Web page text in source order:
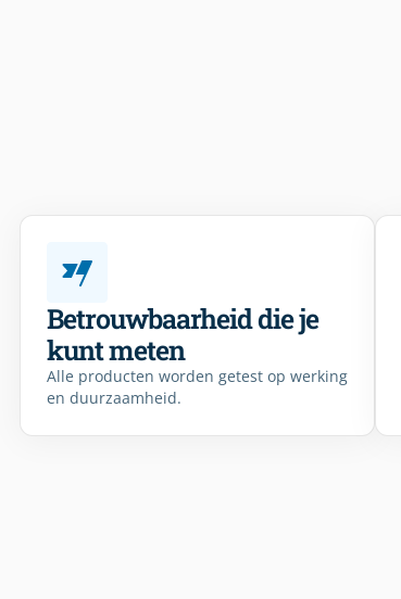
Betrouwbaarheid die je
kunt meten
Alle producten worden getest op werking
en duurzaamheid.